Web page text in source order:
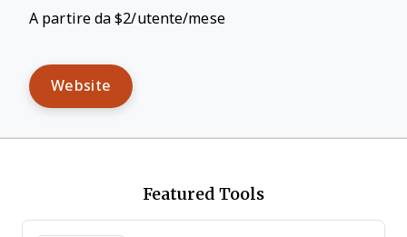
A partire da $2/utente/mese
Website
Featured Tools